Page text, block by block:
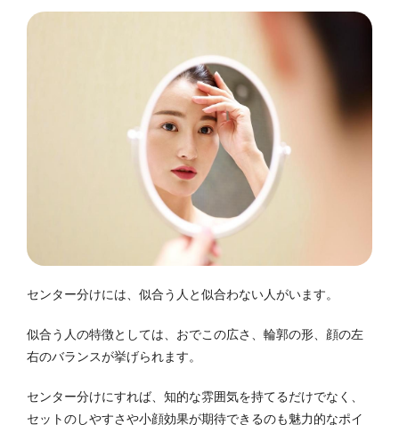
センター分けには、似合う人と似合わない人がいます。
似合う人の特徴としては、おでこの広さ、輪郭の形、顔の左
右のバランスが挙げられます。
センター分けにすれば、知的な雰囲気を持てるだけでなく、
セットのしやすさや小顔効果が期待できるのも魅力的なポイ